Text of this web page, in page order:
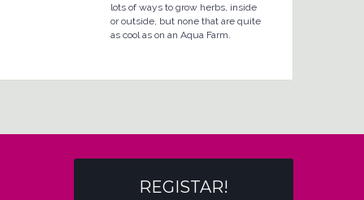
lots of ways to grow herbs, inside
or outside, but none that are quite
as cool as on an Aqua Farm.
REGISTAR!